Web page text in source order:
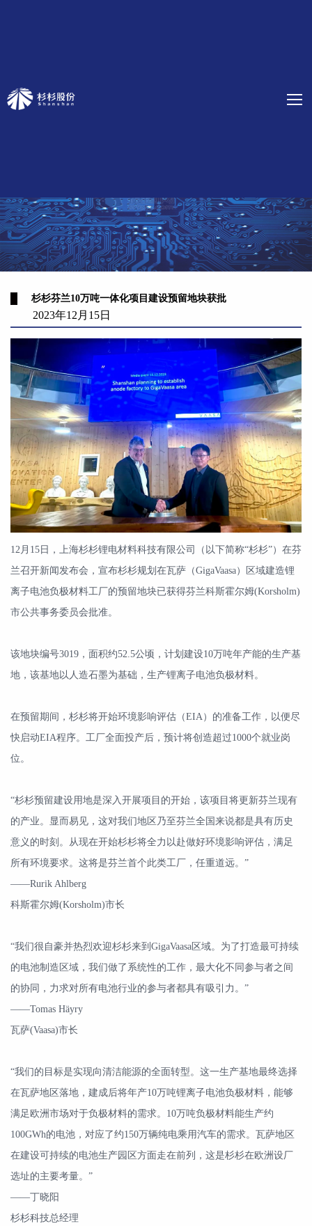
杉杉芬兰10万吨一体化项目建设预留地块获批
2023年12月15日
12月15日，上海杉杉锂电材料科技有限公司（以下简称“杉杉”）在芬
兰召开新闻发布会，宣布杉杉规划在瓦萨（GigaVaasa）区域建造锂
离子电池负极材料工厂的预留地块已获得芬兰科斯霍尔姆(Korsholm)
市公共事务委员会批准。
该地块编号3019，面积约52.5公顷，计划建设10万吨年产能的生产基
地，该基地以人造石墨为基础，生产锂离子电池负极材料。
在预留期间，杉杉将开始环境影响评估（EIA）的准备工作，以便尽
快启动EIA程序。工厂全面投产后，预计将创造超过1000个就业岗
位。
“杉杉预留建设用地是深入开展项目的开始，该项目将更新芬兰现有
的产业。显而易见，这对我们地区乃至芬兰全国来说都是具有历史
意义的时刻。从现在开始杉杉将全力以赴做好环境影响评估，满足
所有环境要求。这将是芬兰首个此类工厂，任重道远。”
——Rurik Ahlberg
科斯霍尔姆(Korsholm)市长
“我们很自豪并热烈欢迎杉杉来到GigaVaasa区域。为了打造最可持续
的电池制造区域，我们做了系统性的工作，最大化不同参与者之间
的协同，力求对所有电池行业的参与者都具有吸引力。”
——Tomas Häyry
瓦萨(Vaasa)市长
“我们的目标是实现向清洁能源的全面转型。这一生产基地最终选择
在瓦萨地区落地，建成后将年产10万吨锂离子电池负极材料，能够
满足欧洲市场对于负极材料的需求。10万吨负极材料能生产约
100GWh的电池，对应了约150万辆纯电乘用汽车的需求。瓦萨地区
在建设可持续的电池生产园区方面走在前列，这是杉杉在欧洲设厂
选址的主要考量。”
——丁晓阳
杉杉科技总经理